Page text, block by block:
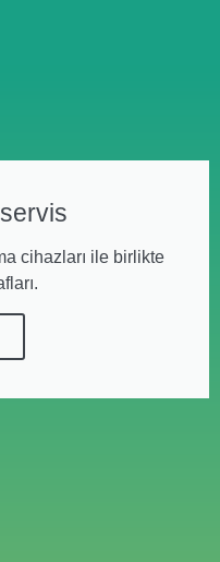
cihazları ile birlikte